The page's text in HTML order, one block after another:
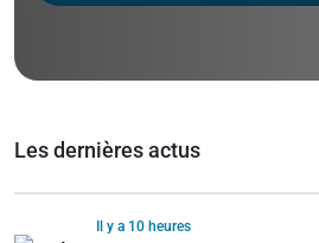
Les dernières actus
Il y a 10 heures